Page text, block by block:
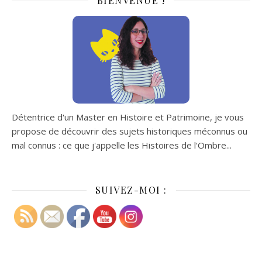
Détentrice d'un Master en Histoire et Patrimoine, je vous
propose de découvrir des sujets historiques méconnus ou
mal connus : ce que j'appelle les Histoires de l'Ombre...
SUIVEZ-MOI :